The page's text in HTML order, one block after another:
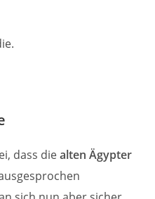
dass diealten Ägypter